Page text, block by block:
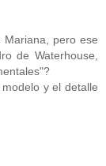
pero ese
de Waterhouse,
y el detalle